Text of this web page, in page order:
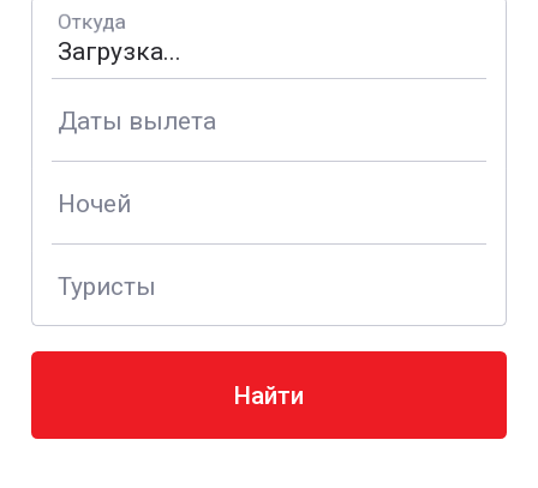
Откуда
Даты вылета
Ночей
Туристы
Найти